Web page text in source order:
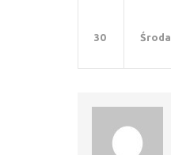
30 Środa